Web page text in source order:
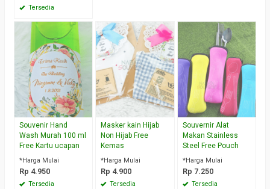
Tersedia
Souvenir Hand
Wash Murah 100 ml
Free Kartu ucapan
*Harga Mulai
Rp 4.950
Tersedia
Masker kain Hijab
Non Hijab Free
Kemas
*Harga Mulai
Rp 4.900
Tersedia
Souvernir Alat
Makan Stainless
Steel Free Pouch
*Harga Mulai
Rp 7.250
Tersedia